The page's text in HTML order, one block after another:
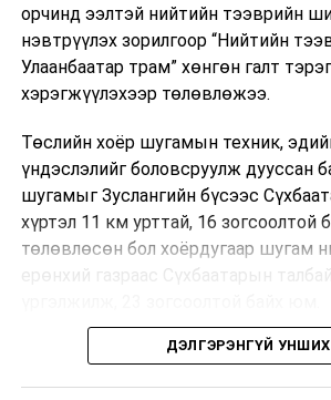
орчинд ээлтэй нийтийн тээврийн
нэвтрүүлэх зорилгоор “Нийтийн
Улаанбаатар трам” хөнгөн галт
хэрэгжүүлэхээр төлөвлөжээ.
Төслийн хоёр шугамын техник,
үндэслэлийг боловсруулж дууссан
шугамыг Зуслангийн бүсээс
хүртэл 11 км урттай, 16 зогсоолтой
төлөвлөсөн бол хоёрдугаар шугам
ерөнхий газраас Сүхбаатарын
Төслийг бүрэн хэрэгжүүлснээр цагт
ДЭЛГЭРЭНГҮЙ УНШИХ